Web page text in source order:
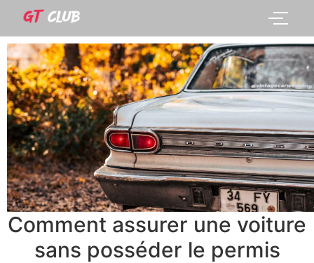
Comment assurer une voiture
sans posséder le permis